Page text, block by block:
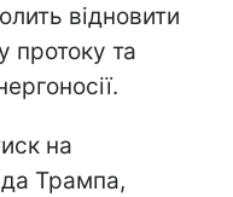
відновити
протоку та
на
Трампа,